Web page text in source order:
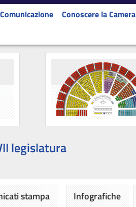
Comunicazione Conoscere la Camera
legislatura
stampa Infografiche